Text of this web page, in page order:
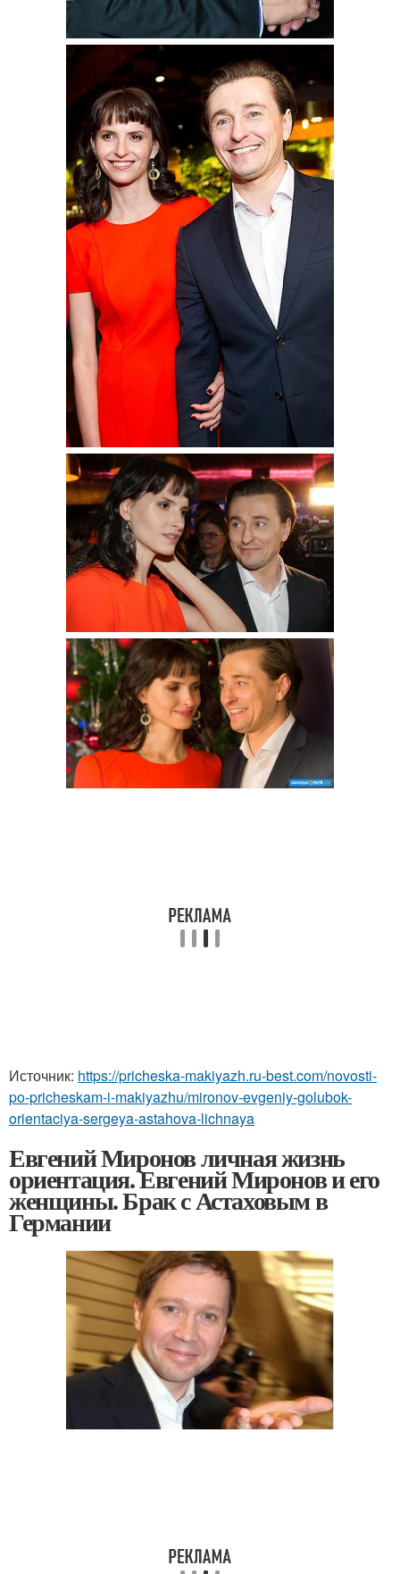
Источник: https://pricheska-makiyazh.ru-best.com/novosti-
po-pricheskam-i-makiyazhu/mironov-evgeniy-golubok-
orientaciya-sergeya-astahova-lichnaya
Евгений Миронов личная жизнь
ориентация. Евгений Миронов и его
женщины. Брак с Астаховым в
Германии